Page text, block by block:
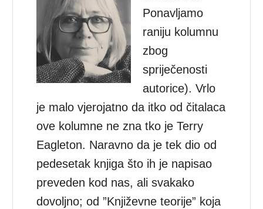
Ponavljamo
raniju kolumnu
zbog
spriječenosti
autorice). Vrlo
je malo vjerojatno da itko od čitalaca
ove kolumne ne zna tko je Terry
Eagleton. Naravno da je tek dio od
pedesetak knjiga što ih je napisao
preveden kod nas, ali svakako
dovoljno; od ”Književne teorije” koja